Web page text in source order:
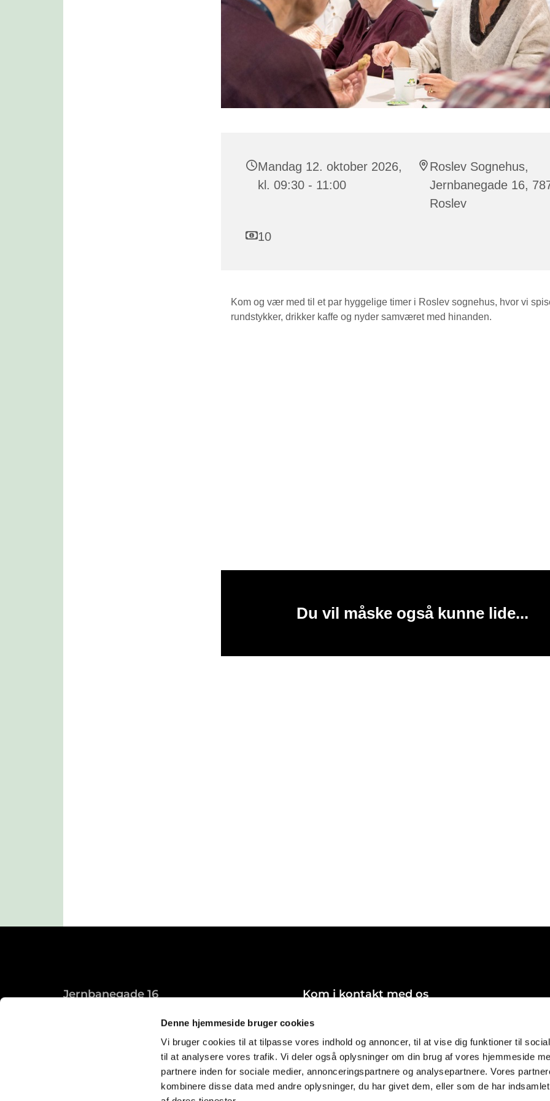
Denne hjemmeside bruger cookies
Vi bruger cookies til at tilpasse vores indhold og annoncer, til at vise dig funktioner til
til at analysere vores trafik. Vi deler også oplysninger om din brug af vores hjemmeside
partnere inden for sociale medier, annonceringspartnere og analysepartnere. Vores
kombinere disse data med andre oplysninger, du har givet dem, eller som de har
Mandag 12. oktober 2026,
kl. 09:30 - 11:00
Roslev Sognehus,
Jernbanegade 16,
Roslev
10
Kom og vær med til et par hyggelige timer i Roslev sognehus, hvor vi
rundstykker, drikker kaffe og nyder samværet med hinanden.
Du vil måske også kunne lide...
Jernbanegade 16
Kom i kontakt med os
8540-faelles@km.dk